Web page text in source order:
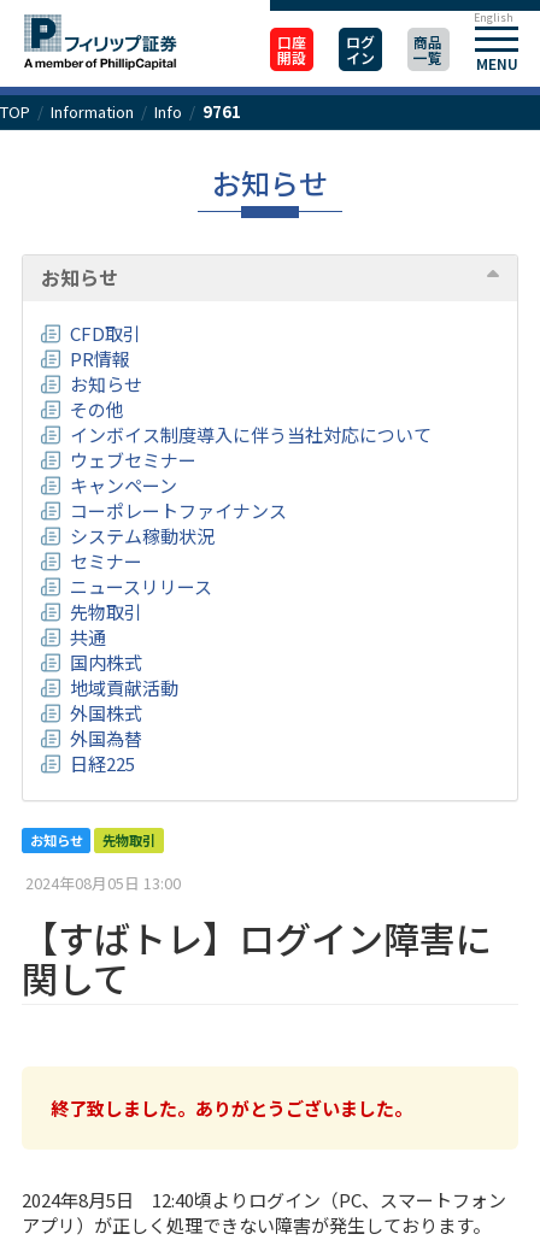
口座
開設
ログ
イン
商品
一覧 MENU
English
TOP / Information / Info / 9761
お知らせ
お知らせ
CFD取引
PR情報
お知らせ
その他
インボイス制度導入に伴う当社対応について
ウェブセミナー
キャンペーン
コーポレートファイナンス
システム稼動状況
セミナー
ニュースリリース
先物取引
共通
国内株式
地域貢献活動
外国株式
外国為替
日経225
お知らせ 先物取引
2024年08月05日 13:00
【すばトレ】ログイン障害に
関して
終了致しました。ありがとうございました。
2024年8月5日 12:40頃よりログイン（PC、スマートフォン
アプリ）が正しく処理できない障害が発生しております。